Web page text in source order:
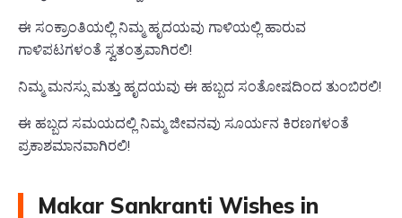
ಈ ಸಂಕ್ರಾಂತಿಯಲ್ಲಿ ನಿಮ್ಮ ಹೃದಯವು ಗಾಳಿಯಲ್ಲಿ ಹಾರುವ
ಗಾಳಿಪಟಗಳಂತೆ ಸ್ವತಂತ್ರವಾಗಿರಲಿ!
ನಿಮ್ಮ ಮನಸ್ಸು ಮತ್ತು ಹೃದಯವು ಈ ಹಬ್ಬದ ಸಂತೋಷದಿಂದ ತುಂಬಿರಲಿ!
ಈ ಹಬ್ಬದ ಸಮಯದಲ್ಲಿ ನಿಮ್ಮ ಜೀವನವು ಸೂರ್ಯನ ಕಿರಣಗಳಂತೆ
ಪ್ರಕಾಶಮಾನವಾಗಿರಲಿ!
Makar Sankranti Wishes in